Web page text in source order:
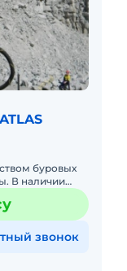
буровых
их аналоги.
звонок